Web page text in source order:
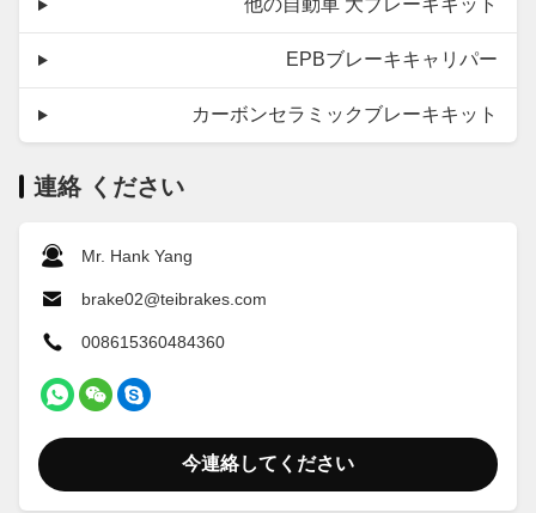
他の自動車 大ブレーキキット
EPBブレーキキャリパー
カーボンセラミックブレーキキット
連絡 ください
Mr. Hank Yang
brake02@teibrakes.com
008615360484360
今連絡してください